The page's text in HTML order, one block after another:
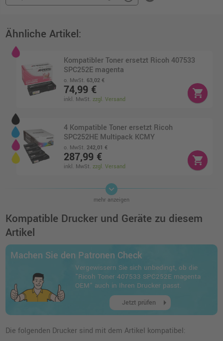
Ähnliche Artikel:
Kompatibler Toner ersetzt Ricoh 407533
SPC252E magenta
o. MwSt. 63,02 €
74,99 €
inkl. MwSt.zzgl. Versand
shopping_cart
4 Kompatible Toner ersetzt Ricoh
SPC252HE Multipack KCMY
o. MwSt. 242,01 €
287,99 €
inkl. MwSt.zzgl. Versand
shopping_cart
4 Kompatible Toner ersetzt Ricoh SPC252E
Multipack KCMY
o. MwSt.
260,99 €
o. MwSt.79,82 €
94,99 €
inkl. MwSt.
SPC252E yellow
keyboard_arrow_down
mehr anzeigen
Kompatible Drucker und Geräte zu diesem
Artikel
Machen Sie den Patronen Check
Vergewissern Sie sich unbedingt, ob die
"Ricoh Toner 407533 SPC252E magenta
OEM" auch in Ihren Drucker passt.
Jetzt prüfen arrow_right
Die folgenden Drucker sind mit dem Artikel kompatibel: